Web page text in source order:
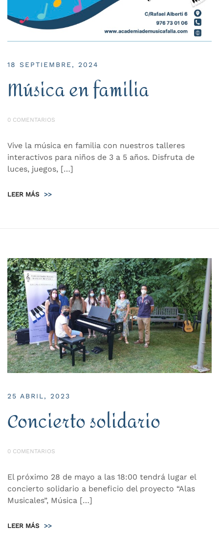
18 SEPTIEMBRE, 2024
Música en familia
0 COMENTARIOS
Vive la música en familia con nuestros talleres
interactivos para niños de 3 a 5 años. Disfruta de
luces, juegos, […]
LEER MÁS >>
25 ABRIL, 2023
Concierto solidario
0 COMENTARIOS
El próximo 28 de mayo a las 18:00 tendrá lugar el
concierto solidario a beneficio del proyecto “Alas
Musicales”, Música […]
LEER MÁS >>